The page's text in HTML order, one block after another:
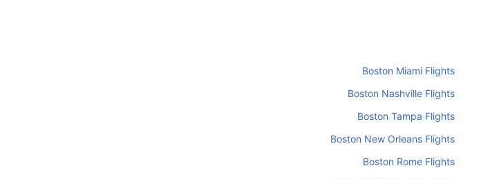
Boston Miami Flights
Boston Nashville Flights
Boston Tampa Flights
Boston New Orleans Flights
Boston Rome Flights